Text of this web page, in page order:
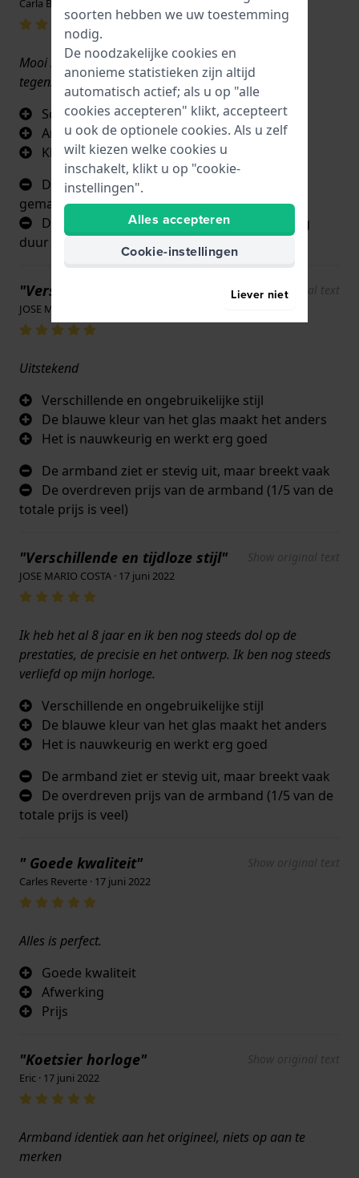
Carla Baptista · 17 juni 2022
Mooi scherm. Het blauw ziet er geweldig uit, in
tegenstelling tot vele andere.
Scherm
Armband
Kleur
De armband gaat maar kort mee. Hij snijdt
gemakkelijk
De prijs van de vervangende armband is erg
duur
"Verschillende en tijdloze stijl" Show original text
JOSE MARIO COSTA · 17 juni 2022
Uitstekend
Verschillende en ongebruikelijke stijl
De blauwe kleur van het glas maakt het anders
Het is nauwkeurig en werkt erg goed
De armband ziet er stevig uit, maar breekt vaak
De overdreven prijs van de armband (1/5 van de
totale prijs is veel)
"Verschillende en tijdloze stijl" Show original text
JOSE MARIO COSTA · 17 juni 2022
Ik heb het al 8 jaar en ik ben nog steeds dol op de
prestaties, de precisie en het ontwerp. Ik ben nog steeds
verliefd op mijn horloge.
Verschillende en ongebruikelijke stijl
De blauwe kleur van het glas maakt het anders
Het is nauwkeurig en werkt erg goed
De armband ziet er stevig uit, maar breekt vaak
De overdreven prijs van de armband (1/5 van de
totale prijs is veel)
" Goede kwaliteit" Show original text
Carles Reverte · 17 juni 2022
Alles is perfect.
Goede kwaliteit
Afwerking
Prijs
"Koetsier horloge" Show original text
Eric · 17 juni 2022
Armband identiek aan het origineel, niets op aan te
merken
soorten hebben we uw toestemming
nodig.
De noodzakelijke cookies en
anonieme statistieken zijn altijd
automatisch actief; als u op "alle
cookies accepteren" klikt, accepteert
u ook de optionele cookies. Als u zelf
wilt kiezen welke cookies u
inschakelt, klikt u op "cookie-
instellingen".
Alles accepteren
Cookie-instellingen
Liever niet